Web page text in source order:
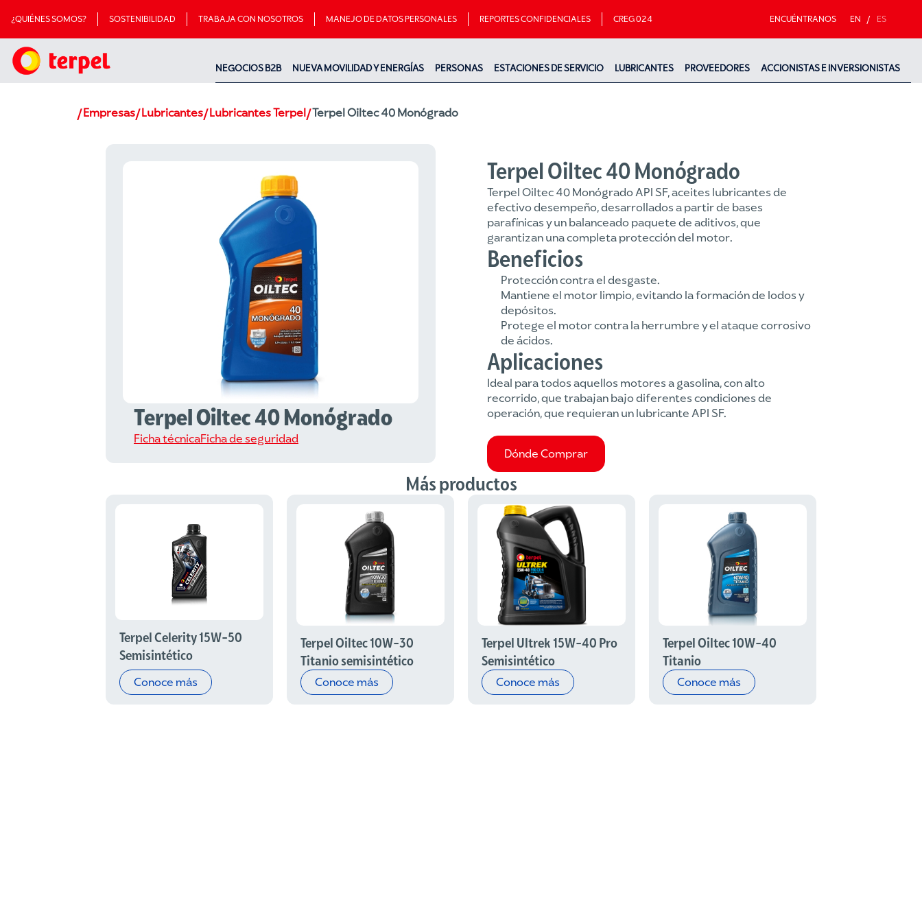
¿QUIÉNES SOMOS? SOSTENIBILIDAD TRABAJA CON NOSOTROS MANEJO DE DATOS PERSONALES REPORTES CONFIDENCIALES CREG 024 ENCUÉNTRANOS EN / ES
NEGOCIOS B2B NUEVA MOVILIDAD Y ENERGÍAS PERSONAS ESTACIONES DE SERVICIO LUBRICANTES PROVEEDORES ACCIONISTAS E INVERSIONISTAS
Empresas Lubricantes Lubricantes Terpel Terpel Oiltec 40 Monógrado
Terpel Oiltec 40 Monógrado
Ficha técnicaFicha de seguridad
Terpel Oiltec 40 Monógrado
Terpel Oiltec 40 Monógrado API SF, aceites lubricantes de
efectivo desempeño, desarrollados a partir de bases
parafínicas y un balanceado paquete de aditivos, que
garantizan una completa protección del motor.
Beneficios
Protección contra el desgaste.
Mantiene el motor limpio, evitando la formación de lodos y
depósitos.
Protege el motor contra la herrumbre y el ataque corrosivo
de ácidos.
Aplicaciones
Ideal para todos aquellos motores a gasolina, con alto
recorrido, que trabajan bajo diferentes condiciones de
operación, que requieran un lubricante API SF.
Dónde Comprar
Más productos
Terpel Celerity 15W-50
Semisintético
Conoce más
Terpel Oiltec 10W-30
Titanio semisintético
Conoce más
Terpel Ultrek 15W-40 Pro
Semisintético
Conoce más
Terpel Oiltec 10W-40
Titanio
Conoce más